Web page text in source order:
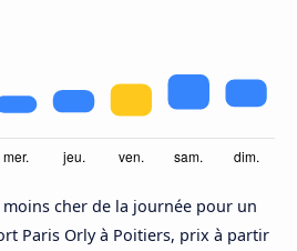
cher de la journée pour un
Paris Orly à Poitiers, prix à partir